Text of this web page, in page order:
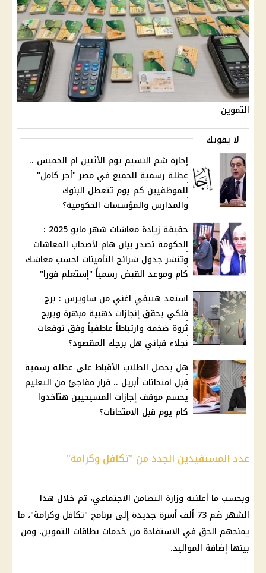
التموين
لا يفوتك
إجازة شم النسيم يوم الأثنين ام الخميس ..
عطلة رسمية للجميع في مصر "أجر كامل"
للموظفيين كم يوم تتعطل البنوك
والمدارس والمؤسسات الحكومية؟
حقيقة زيادة معاشات شهر مايو 2025 :
الحكومة تصدر بيان هام لأصحاب المعاشات
وتنشر جدول شرائح التأمينات احسب معاشك
كام وموعد القبض رسمياً "إستعلم فورا"
استعد هتبقي اغني من ساويرس : برج
فلكي يحقق إنجازات ذهبية مبهرة ويربح
ثروة ضخمة وارتباطاً عاطفياً وفق توقعات
نجلاء قباني هل برجك المقصود؟
هل يحصل الطلاب الأقباط على عطلة رسمية
قبل امتحانات أبريل .. قرار مفاجئ من التعليم
يحسم موقف إجازات المسيحيين هتاخدوا
كام يوم قبل الامتحانات؟
عدد المستفيدين الجدد من "تكافل وكرامة"
وبحسب ما أعلنته وزارة التضامن الاجتماعي، تم خلال هذا
الشهر ضم 73 ألف أسرة جديدة إلى برنامج "تكافل وكرامة"، ما
يمنحهم الحق في الاستفادة من خدمات بطاقات التموين، ومن
بينها إضافة المواليد.